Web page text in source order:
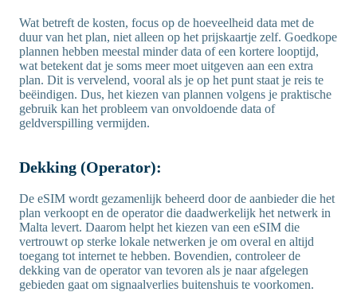
Wat betreft de kosten, focus op de hoeveelheid data met de
duur van het plan, niet alleen op het prijskaartje zelf. Goedkope
plannen hebben meestal minder data of een kortere looptijd,
wat betekent dat je soms meer moet uitgeven aan een extra
plan. Dit is vervelend, vooral als je op het punt staat je reis te
beëindigen. Dus, het kiezen van plannen volgens je praktische
gebruik kan het probleem van onvoldoende data of
geldverspilling vermijden.
Dekking (Operator):
De eSIM wordt gezamenlijk beheerd door de aanbieder die het
plan verkoopt en de operator die daadwerkelijk het netwerk in
Malta levert. Daarom helpt het kiezen van een eSIM die
vertrouwt op sterke lokale netwerken je om overal en altijd
toegang tot internet te hebben. Bovendien, controleer de
dekking van de operator van tevoren als je naar afgelegen
gebieden gaat om signaalverlies buitenshuis te voorkomen.